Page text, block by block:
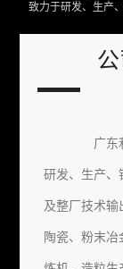
致力于研发、生产
广东利拿
研发、生产、
及整厂技术输
陶瓷、粉末冶